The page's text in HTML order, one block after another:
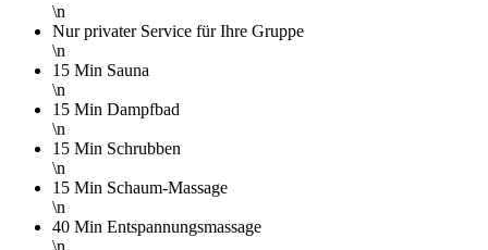
\n
Nur privater Service für Ihre Gruppe
\n
15 Min Sauna
\n
15 Min Dampfbad
\n
15 Min Schrubben
\n
15 Min Schaum-Massage
\n
40 Min Entspannungsmassage
\n